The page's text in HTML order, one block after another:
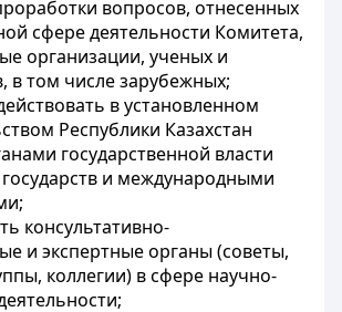
вопросов, отнесенных
сфере деятельности Комитета,
организации, ученых и
в том числе зарубежных;
в установленном
Республики Казахстан
государственной власти
и международными
консультативно-
и экспертные органы (советы,
коллегии) в сфере научно-